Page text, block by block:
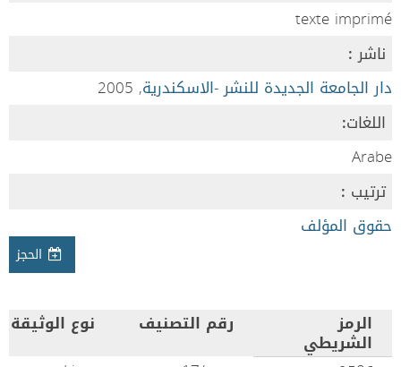
texte imprimé
ناشر :
دار الجامعة الجديدة للنشر -الاسكندرية, 2005
اللغات:
Arabe
ترتيب :
حقوق المؤلف
الحجز
الرمز
الشريطي
رقم التصنيف
نوع الوثيقة